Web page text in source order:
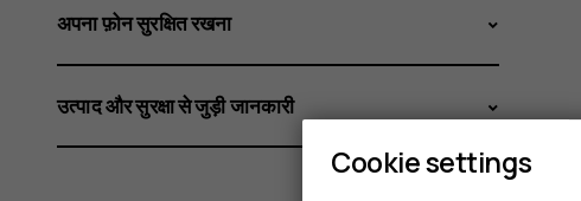
अपना फ़ोन सुरक्षित रखना
उत्पाद और सुरक्षा से जुड़ी जानकारी
Cookie settings